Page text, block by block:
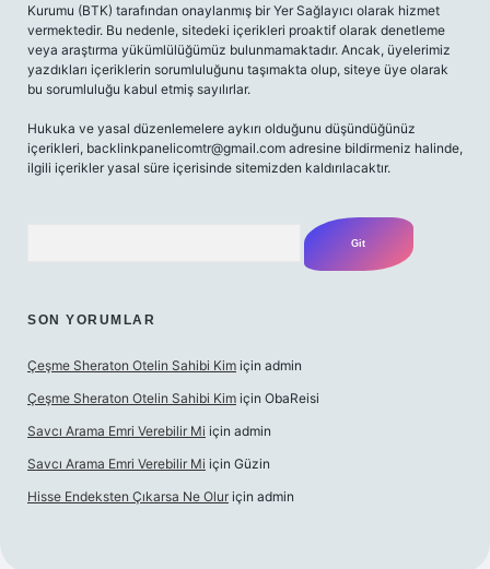
Kurumu (BTK) tarafından onaylanmış bir Yer Sağlayıcı olarak hizmet
vermektedir. Bu nedenle, sitedeki içerikleri proaktif olarak denetleme
veya araştırma yükümlülüğümüz bulunmamaktadır. Ancak, üyelerimiz
yazdıkları içeriklerin sorumluluğunu taşımakta olup, siteye üye olarak
bu sorumluluğu kabul etmiş sayılırlar.
Hukuka ve yasal düzenlemelere aykırı olduğunu düşündüğünüz
içerikleri, backlinkpanelicomtr@gmail.com adresine bildirmeniz halinde,
ilgili içerikler yasal süre içerisinde sitemizden kaldırılacaktır.
SON YORUMLAR
Çeşme Sheraton Otelin Sahibi Kim için admin
Çeşme Sheraton Otelin Sahibi Kim için ObaReisi
Savcı Arama Emri Verebilir Mi için admin
Savcı Arama Emri Verebilir Mi için Güzin
Hisse Endeksten Çıkarsa Ne Olur için admin